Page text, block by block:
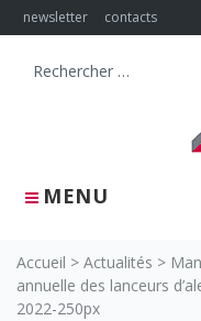
Skip
to
newsletter contacts
MENU
Search
Accueil > Actualités >
annuelle des lanceurs
2022-250px